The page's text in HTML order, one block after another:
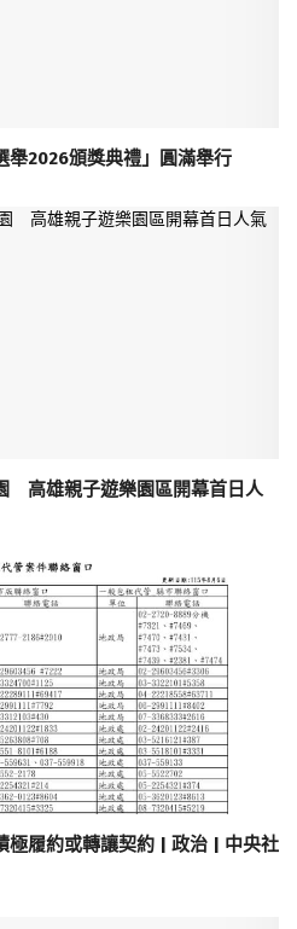
舉2026頒獎典禮」圓滿舉行
高雄親子遊樂園區開幕首日人
履約或轉讓契約 | 政治 | 中央社